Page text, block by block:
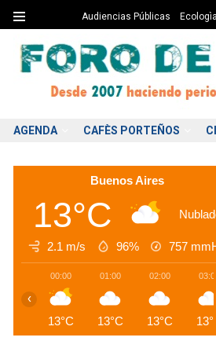
Audiencias Públicas Ecologìa
AGENDA CAFÈS PORTEÑOS
Buenos Aires
13°C
2.1 m/s 96% 757
00:00
13°C
01:00
13°C
02:00
13°C
03:00
13°C
‹